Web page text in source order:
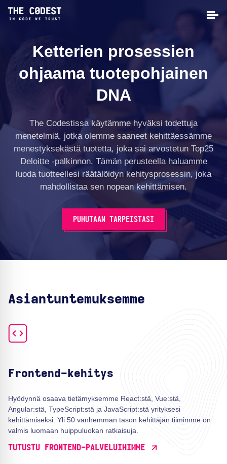
Ketterien prosessien
ohjaama tuotepohjainen
DNA
The Codestissa käytämme hyväksi todettuja
menetelmiä, jotka olemme saaneet kehittäessämme
menestyksekästä tuotetta, joka sai arvostetun Top25
Deloitte -palkinnon. Tämän perusteella haluamme
luoda tuotteellesi räätälöidyn kehitysprosessin, joka
mahdollistaa sen nopean kehittämisen.
PUHUTAAN TARPEISTASI
Asiantuntemuksemme
Frontend-kehitys
Hyödynnä osaava tietämyksemme React:stä, Vue:stä,
Angular:stä, TypeScript:stä ja JavaScript:stä yrityksesi
kehittämiseksi. Yli 50 vanhemman tason kehittäjän tiimimme on
valmis luomaan huippuluokan ratkaisuja.
TUTUSTU FRONTEND-PALVELUIHIMME